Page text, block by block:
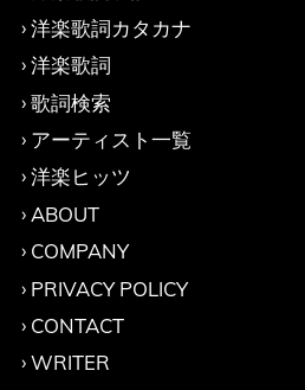
洋楽歌詞カタカナ
洋楽歌詞
歌詞検索
アーティスト一覧
洋楽ヒッツ
ABOUT
COMPANY
PRIVACY POLICY
CONTACT
WRITER